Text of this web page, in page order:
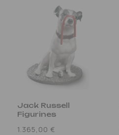
Jack Russell
Figurines
Prix
1.365,00 €